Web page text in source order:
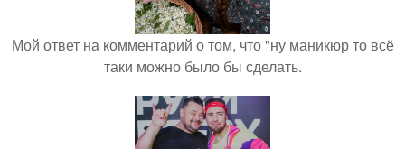
Мой ответ на комментарий о том, что "ну маникюр то всё
таки можно было бы сделать.